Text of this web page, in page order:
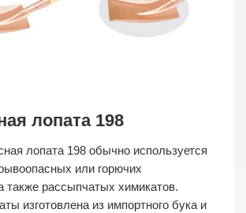
лопата 198
лопата 198 обычно используется
или горючих
также рассыпчатых химикатов.
изготовлена из импортного бука и